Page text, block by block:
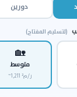
دورين
(لتسليم المفتاح)
🏡
متوسط
~1,211 ر/م²